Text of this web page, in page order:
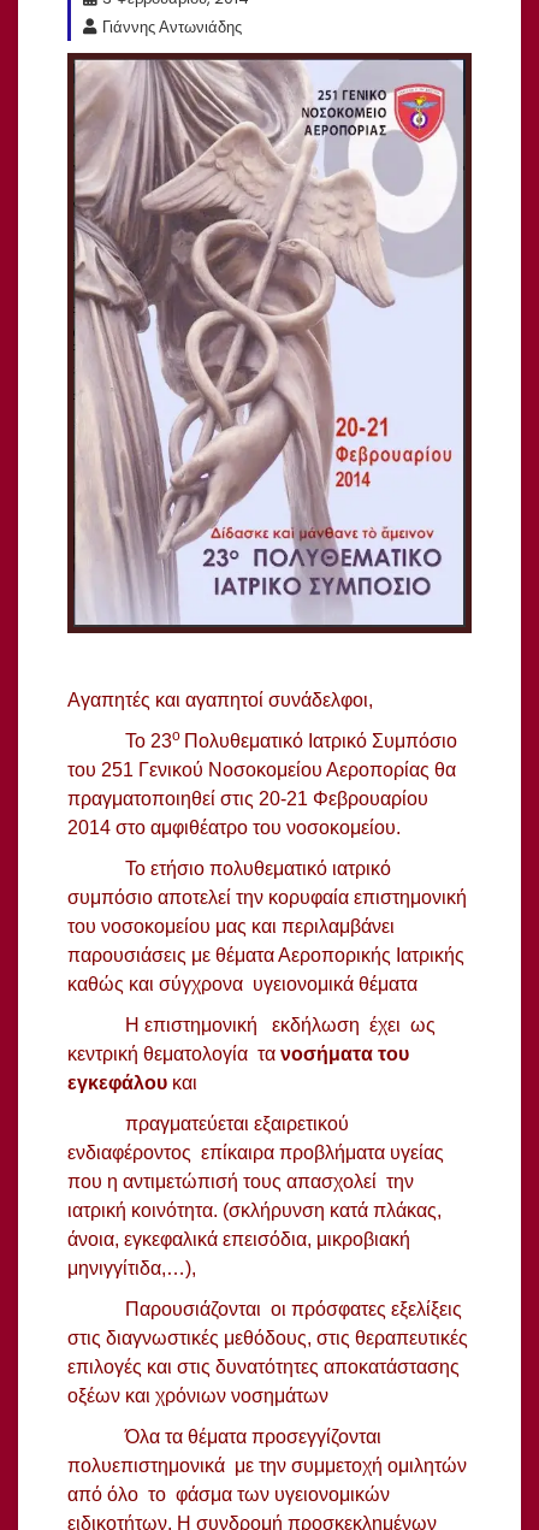
Γιάννης Αντωνιάδης
Αγαπητές και αγαπητοί συνάδελφοι,
Το 23ο Πολυθεματικό Ιατρικό Συμπόσιο
του 251 Γενικού Νοσοκομείου Αεροπορίας θα
πραγματοποιηθεί στις 20-21 Φεβρουαρίου
2014 στο αμφιθέατρο του νοσοκομείου.
Το ετήσιο πολυθεματικό ιατρικό
συμπόσιο αποτελεί την κορυφαία επιστημονική
του νοσοκομείου μας και περιλαμβάνει
παρουσιάσεις με θέματα Αεροπορικής Ιατρικής
καθώς και σύγχρονα υγειονομικά θέματα
Η επιστημονική εκδήλωση έχει ως
κεντρική θεματολογία τα νοσήματα του
εγκεφάλου και
πραγματεύεται εξαιρετικού
ενδιαφέροντος επίκαιρα προβλήματα υγείας
που η αντιμετώπισή τους απασχολεί την
ιατρική κοινότητα. (σκλήρυνση κατά πλάκας,
άνοια, εγκεφαλικά επεισόδια, μικροβιακή
μηνιγγίτιδα,…),
Παρουσιάζονται οι πρόσφατες εξελίξεις
στις διαγνωστικές μεθόδους, στις θεραπευτικές
επιλογές και στις δυνατότητες αποκατάστασης
οξέων και χρόνιων νοσημάτων
Όλα τα θέματα προσεγγίζονται
πολυεπιστημονικά με την συμμετοχή ομιλητών
από όλο το φάσμα των υγειονομικών
ειδικοτήτων. Η συνδρομή προσκεκλημένων